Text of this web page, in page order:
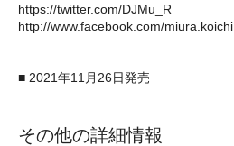
https://twitter.com/DJMu_R
http://www.facebook.com/miura.koichi
■ 2021年11月26日発売
その他の詳細情報